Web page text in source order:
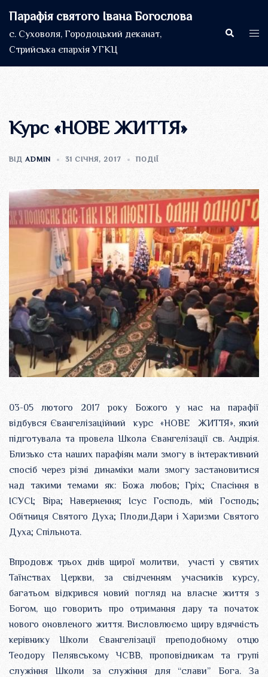
до
вмісту
Парафія святого Івана Богослова
с. Суховоля, Городоцький деканат,
Стрийська єпархія УГКЦ
Пошук
Курс «НОВЕ ЖИТТЯ»
ВІД ADMIN 31 СІЧНЯ, 2017 ПОДІЇ
03-05 лютого 2017 року Божого у нас на парафії
відбувся Євангелізаційний курс «НОВЕ ЖИТТЯ», який
підготувала та провела Школа Євангелізації св. Андрія.
Близько ста наших парафіян мали змогу в інтерактивний
спосіб через різні динаміки мали змогу застановитися
над такими темами як: Божа любов; Гріх; Спасіння в
ІСУСІ; Віра; Навернення; Ісус Господь, мій Господь;
Обітниця Святого Духа; Плоди,Дари і Харизми Святого
Духа; Спільнота.
Впродовж трьох днів щирої молитви, участі у святих
Таїнствах Церкви, за свідченням учасників курсу,
багатьом відкрився новий погляд на власне життя з
Богом, що говорить про отримання дару та початок
нового оновленого життя. Висловлюємо щиру вдячність
керівнику Школи Євангелізації преподобному отцю
Теодору Пелявському ЧСВВ, проповідникам та групі
служіння Школи за служіння для “слави” Бога. За